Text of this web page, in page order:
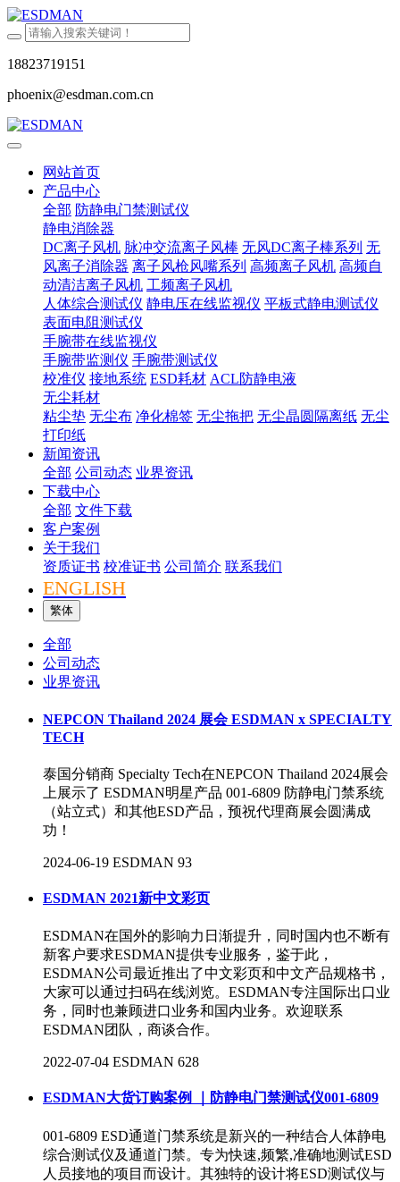
18823719151
phoenix@esdman.com.cn
网站首页
产品中心
全部 防静电门禁测试仪
静电消除器
DC离子风机 脉冲交流离子风棒 无风DC离子棒系列 无
风离子消除器 离子风枪风嘴系列 高频离子风机 高频自
动清洁离子风机 工频离子风机
人体综合测试仪 静电压在线监视仪 平板式静电测试仪
表面电阻测试仪
手腕带在线监视仪
手腕带监测仪 手腕带测试仪
校准仪 接地系统 ESD耗材 ACL防静电液
无尘耗材
粘尘垫 无尘布 净化棉签 无尘拖把 无尘晶圆隔离纸 无尘
打印纸
新闻资讯
全部 公司动态 业界资讯
下载中心
全部 文件下载
客户案例
关于我们
资质证书 校准证书 公司简介 联系我们
ENGLISH
繁体
全部
公司动态
业界资讯
NEPCON Thailand 2024 展会 ESDMAN x SPECIALTY
TECH
泰国分销商 Specialty Tech在NEPCON Thailand 2024展会
上展示了 ESDMAN明星产品 001-6809 防静电门禁系统
（站立式）和其他ESD产品，预祝代理商展会圆满成
功！
2024-06-19 ESDMAN 93
ESDMAN 2021新中文彩页
ESDMAN在国外的影响力日渐提升，同时国内也不断有
新客户要求ESDMAN提供专业服务，鉴于此，
ESDMAN公司最近推出了中文彩页和中文产品规格书，
大家可以通过扫码在线浏览。ESDMAN专注国际出口业
务，同时也兼顾进口业务和国内业务。欢迎联系
ESDMAN团队，商谈合作。
2022-07-04 ESDMAN 628
ESDMAN大货订购案例 ｜防静电门禁测试仪001-6809
001-6809 ESD通道门禁系统是新兴的一种结合人体静电
综合测试仪及通道门禁。专为快速,频繁,准确地测试ESD
人员接地的项目而设计。其独特的设计将ESD测试仪与